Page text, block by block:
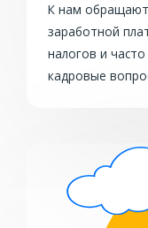
К нам
заработной
налогов и
кадровые